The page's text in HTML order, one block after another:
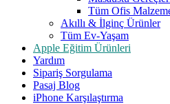
Tüm Ofis
Akıllı & İlginç Ürünler
Tüm Ev-Yaşam
Apple Eğitim Ürünleri
Yardım
Sipariş Sorgulama
Pasaj Blog
iPhone Karşılaştırma